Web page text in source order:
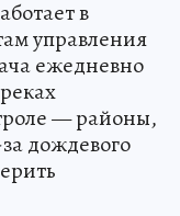
в
управления
ежедневно
— районы,
дождевого